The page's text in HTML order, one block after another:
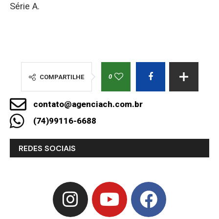
Série A.
COMPARTILHE 0
contato@agenciach.com.br
(74)99116-6688
REDES SOCIAIS